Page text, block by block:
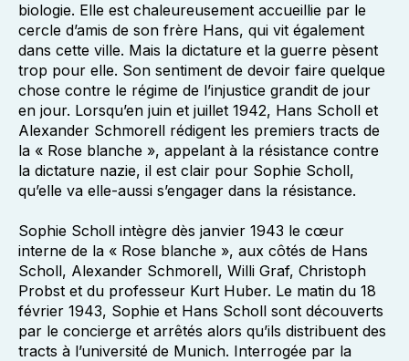
biologie. Elle est chaleureusement accueillie par le
cercle d’amis de son frère Hans, qui vit également
dans cette ville. Mais la dictature et la guerre pèsent
trop pour elle. Son sentiment de devoir faire quelque
chose contre le régime de l’injustice grandit de jour
en jour. Lorsqu’en juin et juillet 1942, Hans Scholl et
Alexander Schmorell rédigent les premiers tracts de
la « Rose blanche », appelant à la résistance contre
la dictature nazie, il est clair pour Sophie Scholl,
qu’elle va elle-aussi s’engager dans la résistance.
Sophie Scholl intègre dès janvier 1943 le cœur
interne de la « Rose blanche », aux côtés de Hans
Scholl, Alexander Schmorell, Willi Graf, Christoph
Probst et du professeur Kurt Huber. Le matin du 18
février 1943, Sophie et Hans Scholl sont découverts
par le concierge et arrêtés alors qu’ils distribuent des
tracts à l’université de Munich. Interrogée par la